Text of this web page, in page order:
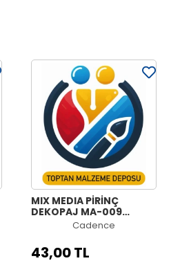
MIX MEDIA PİRİNÇ
DEKOPAJ MA-009
Cadence
43,00 TL